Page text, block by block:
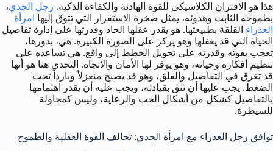
هذا هو الاقتران الكلاسيكي للقوة الهادئة والكفاءة الذكية. رجل الجدي،
بطموحه الثابت وهدوئه، يمثل صخرة الاستقرار التي تتوق إليها امرأة
العذراء القلقة بطبيعتها. هو يقدر عقلها الحاد وقدرتها على إدارة تفاصيل
الحياة التي قد يغفلها وهو يركز على الصورة الكبيرة. هي، بدورها،
تعجب بقوته وقدرته على تحويل الخطط إلى واقع. هي تساعده على
تنظيم أفكاره وحياته، وهو يوفر لها الأمان والاتجاه. التحدي هنا هو أنها
قد تغرق في التفاصيل والقلق، وهو قد يصبح منعزلاً وبارداً تحت
الضغط. يجب عليها أن تثق بقيادته، ويجب عليه أن يقدر اهتمامها
بالتفاصيل كشكل من أشكال الحب والرعاية، وليس كمحاولة
للسيطرة.
توافق رجل العذراء مع امرأة الجدي: تحالف القوة العقلية والطموح